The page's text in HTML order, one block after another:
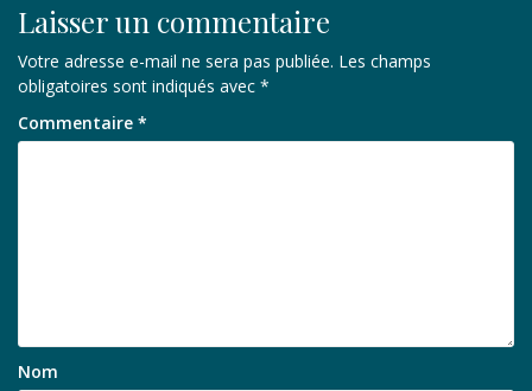
Laisser un commentaire
Votre adresse e-mail ne sera pas publiée. Les champs
obligatoires sont indiqués avec *
Commentaire *
Nom